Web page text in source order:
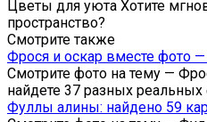
Цветы для уюта Хотите
пространство?
Смотрите также
Фрося и оскар вместе фото —
Смотрите фото на тему —
найдете 37 разных
Фуллы алины: найдено 59